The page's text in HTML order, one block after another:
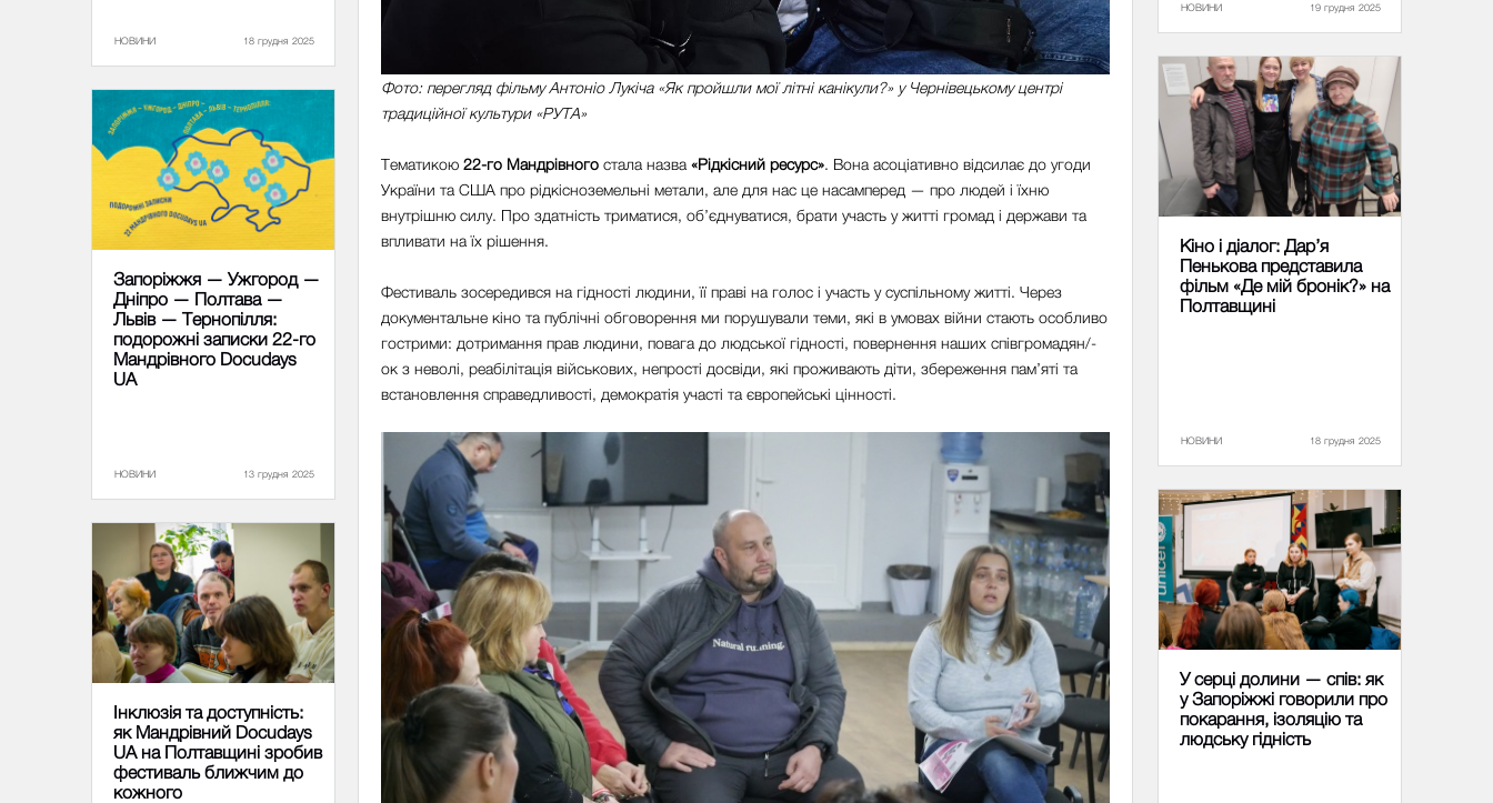
Фото: перегляд фільму Антоніо Лукіча «Як пройшли мої літні канікули?» у Чернівецькому центрі
традиційної культури «РУТА»
Тематикою 22-го Мандрівного стала назва «Рідкісний ресурс». Вона асоціативно відсилає до угоди
України та США про рідкісноземельні метали, але для нас це насамперед — про людей і їхню
внутрішню силу. Про здатність триматися, об’єднуватися, брати участь у житті громад і держави та
впливати на їх рішення.
Фестиваль зосередився на гідності людини, її праві на голос і участь у суспільному житті. Через
документальне кіно та публічні обговорення ми порушували теми, які в умовах війни стають особливо
гострими: дотримання прав людини, повага до людської гідності, повернення наших співгромадян/-
ок з неволі, реабілітація військових, непрості досвіди, які проживають діти, збереження пам’яті та
встановлення справедливості, демократія участі та європейські цінності.
НОВИНИ 19 грудня 2025
НОВИНИ 18 грудня 2025
Кіно і діалог: Дар’я
Пенькова представила
фільм «Де мій бронік?» на
Полтавщині
НОВИНИ 18 грудня 2025
Запоріжжя — Ужгород —
Дніпро — Полтава —
Львів — Тернопілля:
подорожні записки 22-го
Мандрівного Docudays
UA
НОВИНИ 13 грудня 2025
У серці долини — спів: як
у Запоріжжі говорили про
покарання, ізоляцію та
людську гідність
Інклюзія та доступність:
як Мандрівний Docudays
UA на Полтавщині зробив
фестиваль ближчим до
кожного